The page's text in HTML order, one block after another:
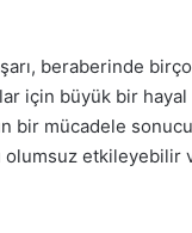
beraberinde
için büyük bir hayal
mücadele sonucu
etkileyebilir